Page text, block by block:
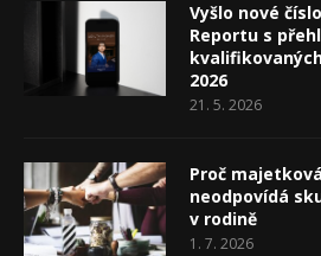
Vyšlo nové
Reportu s
2026
21. 5. 2026
Proč
neodpovídá
v rodině
1. 7. 2026